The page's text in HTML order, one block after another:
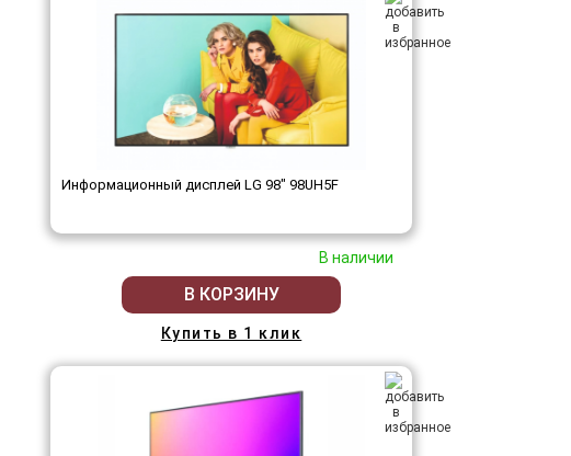
Информационный дисплей LG 98" 98UH5F
В наличии
В КОРЗИНУ
Купить в 1 клик